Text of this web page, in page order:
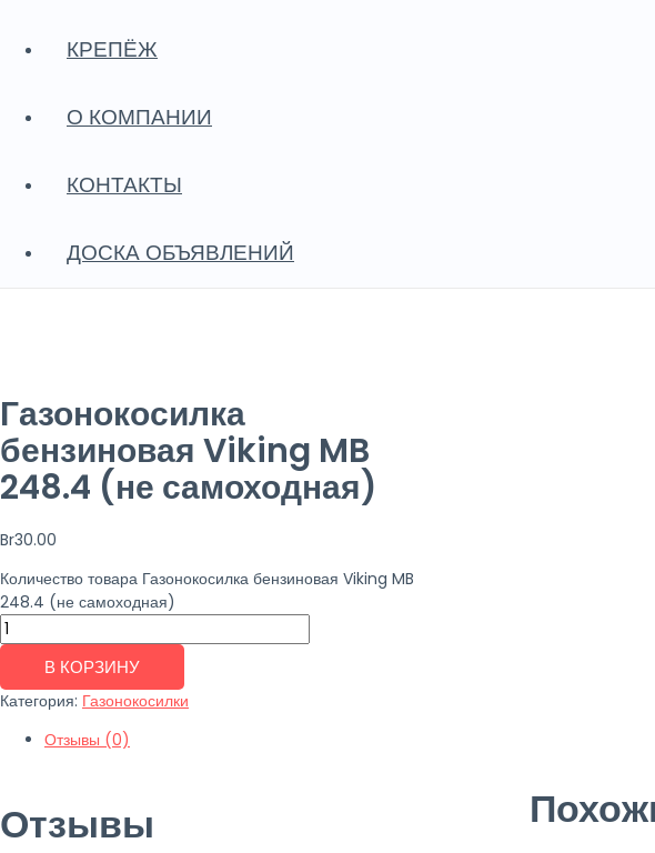
КРЕПЁЖ
О КОМПАНИИ
КОНТАКТЫ
ДОСКА ОБЪЯВЛЕНИЙ
Газонокосилка
бензиновая Viking MB
248.4 (не самоходная)
Br30.00
Количество товара Газонокосилка бензиновая Viking MB
248.4 (не самоходная)
В КОРЗИНУ
Категория: Газонокосилки
Отзывы (0)
Отзывы